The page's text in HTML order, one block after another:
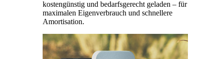
kostengünstig und bedarfsgerecht geladen – für
maximalen Eigenverbrauch und schnellere
Amortisation.